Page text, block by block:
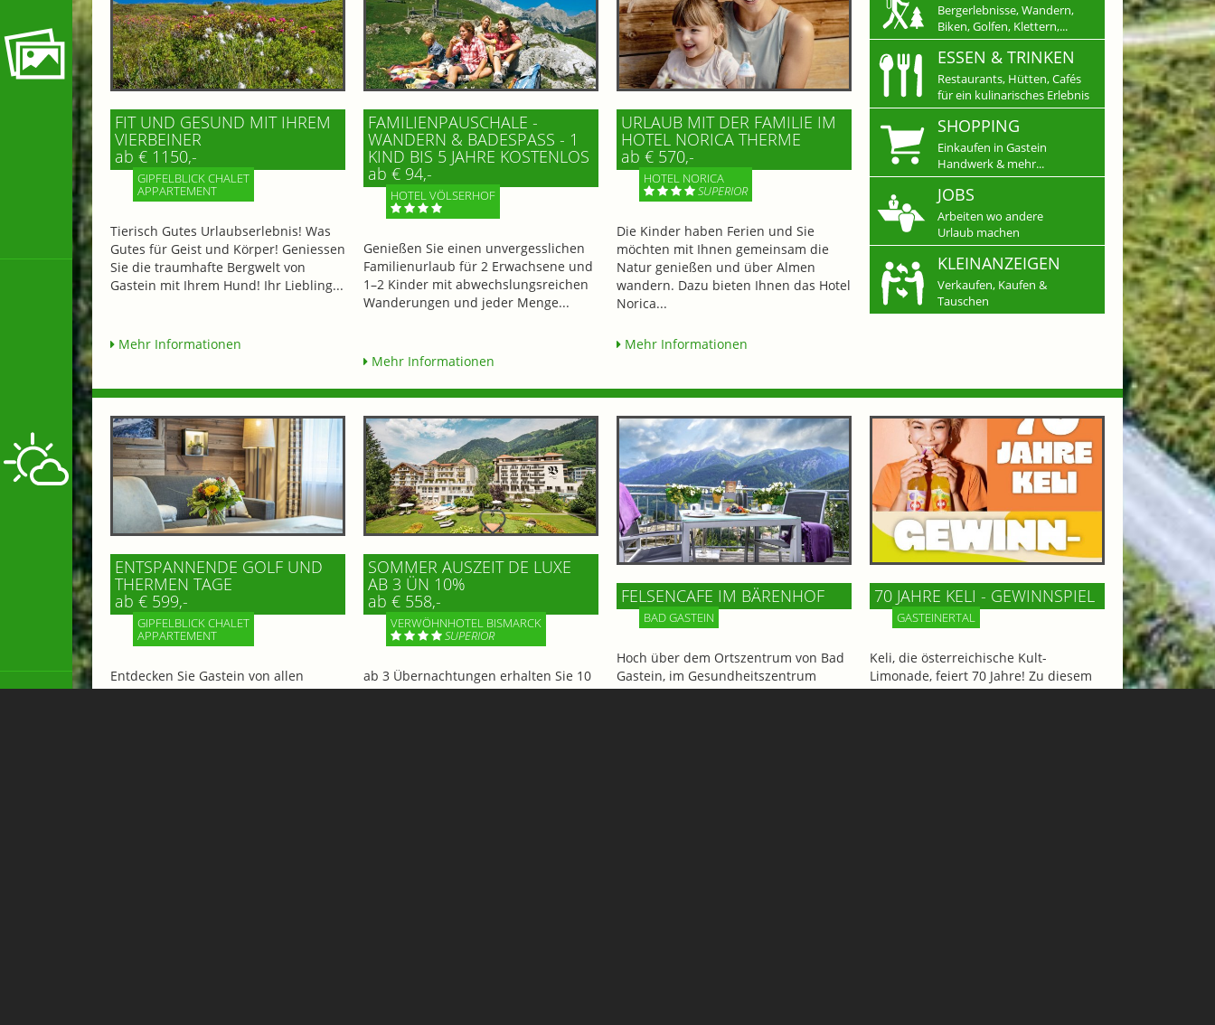
FIT UND GESUND MIT IHREM
VIERBEINER
ab € 1150,-
GIPFELBLICK CHALET
APPARTEMENT
Tierisch Gutes Urlaubserlebnis! Was
Gutes für Geist und Körper! Geniessen
Sie die traumhafte Bergwelt von
Gastein mit Ihrem Hund! Ihr Liebling...
Mehr Informationen
FAMILIENPAUSCHALE -
WANDERN & BADESPASS - 1 K
IND BIS 5 JAHRE KOSTENLOS
ab € 94,-
HOTEL VÖLSERHOF
Genießen Sie einen unvergesslichen
Familienurlaub für 2 Erwachsene und
1–2 Kinder mit abwechslungsreichen
Wanderungen und jeder Menge...
Mehr Informationen
URLAUB MIT DER FAMILIE IM
HOTEL NORICA THERME
ab € 570,-
HOTEL NORICA
SUPERIOR
Die Kinder haben Ferien und Sie
möchten mit Ihnen gemeinsam die
Natur genießen und über Almen
wandern. Dazu bieten Ihnen das Hotel
Norica...
Mehr Informationen
Bergerlebnisse, Wandern,
Biken, Golfen, Klettern,...
ESSEN & TRINKEN
Restaurants, Hütten, Cafés
für ein kulinarisches Erlebnis
SHOPPING
Einkaufen in Gastein
Handwerk & mehr...
JOBS
Arbeiten wo andere
Urlaub machen
KLEINANZEIGEN
Verkaufen, Kaufen &
Tauschen
ENTSPANNENDE GOLF UND
THERMEN TAGE
ab € 599,-
GIPFELBLICK CHALET
APPARTEMENT
Entdecken Sie Gastein von allen
Seiten. Der 18-Loch Golfplatz, mitten
SOMMER AUSZEIT DE LUXE
AB 3 ÜN 10%
ab € 558,-
VERWÖHNHOTEL BISMARCK
SUPERIOR
ab 3 Übernachtungen erhalten Sie 10
% Ermässigung // HERZwärts in den
FELSENCAFE IM BÄRENHOF
BAD GASTEIN
Hoch über dem Ortszentrum von Bad
Gastein, im Gesundheitszentrum
Bärenhof, wartet mit dem Felsencafé
70 JAHRE KELI - GEWINNSPIEL
GASTEINERTAL
Keli, die österreichische Kult-
Limonade, feiert 70 Jahre! Zu diesem
Anlaß gibt´s ein tolles Wochenende